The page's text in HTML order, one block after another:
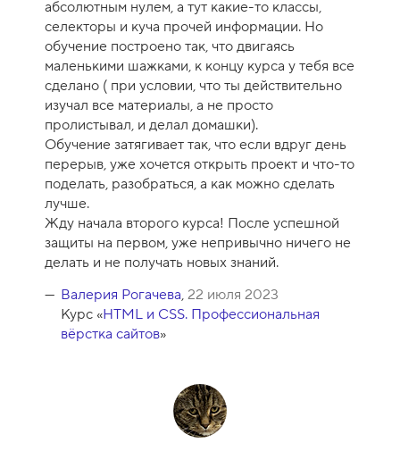
абсолютным нулем, а тут какие-то классы,
селекторы и куча прочей информации. Но
обучение построено так, что двигаясь
маленькими шажками, к концу курса у тебя все
сделано ( при условии, что ты действительно
изучал все материалы, а не просто
пролистывал, и делал домашки).
Обучение затягивает так, что если вдруг день
перерыв, уже хочется открыть проект и что-то
поделать, разобраться, а как можно сделать
лучше.
Жду начала второго курса! После успешной
защиты на первом, уже непривычно ничего не
делать и не получать новых знаний.
Валерия Рогачева, 22 июля 2023
Курс «HTML и CSS. Профессиональная
вёрстка сайтов»